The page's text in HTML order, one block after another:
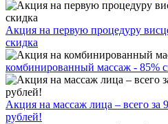
Акция на первую процедуру
скидка
комбинированный массаж - 85%
Акция на массаж лица – всего за
рублей!